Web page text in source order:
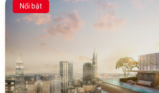
Nổi bật